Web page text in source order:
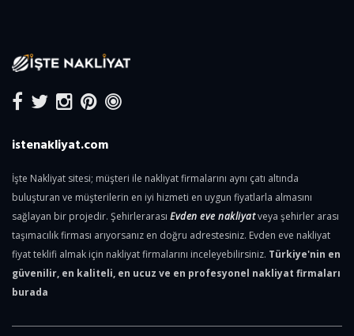
istenakliyat.com
İşte Nakliyat sitesi; müşteri ile nakliyat firmalarını aynı çatı altında
buluşturan ve müşterilerin en iyi hizmeti en uygun fiyatlarla almasını
sağlayan bir projedir. Şehirlerarası Evden eve nakliyatveya şehirler arası
taşımacılık firması arıyorsanız en doğru adrestesiniz. Evden eve nakliyat
fiyat teklifi almak için nakliyat firmalarını inceleyebilirsiniz. Türkiye'nin en
güvenilir, en kaliteli, en ucuz ve en profesyonel nakliyat firmaları
burada